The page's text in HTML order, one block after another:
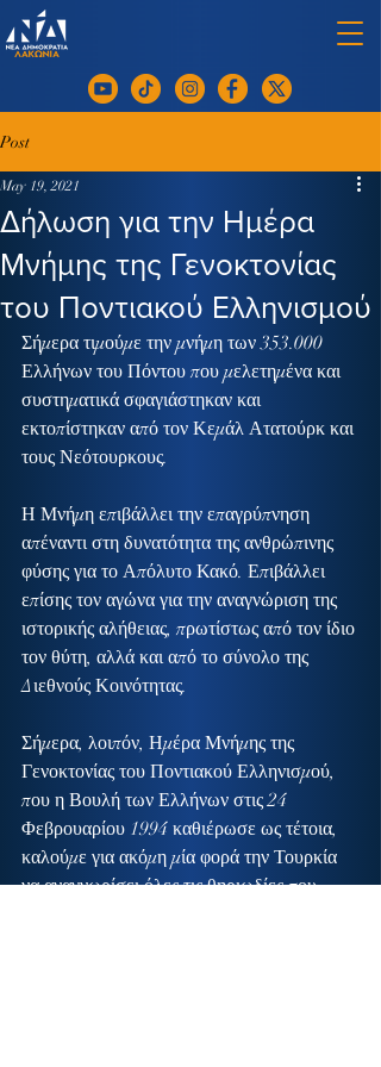
Post
Δήλωση για την Ημέρα
Μνήμης της Γενοκτονίας
του Ποντιακού Ελληνισμού
May 19, 2021
Σήμερα τιμούμε την μνήμη των 353.000
Ελλήνων του Πόντου που μελετημένα και
συστηματικά σφαγιάστηκαν και
εκτοπίστηκαν από τον Κεμάλ Ατατούρκ και
τους Νεότουρκους.
Η Μνήμη επιβάλλει την επαγρύπνηση
απέναντι στη δυνατότητα της ανθρώπινης
φύσης για το Απόλυτο Κακό. Επιβάλλει
επίσης τον αγώνα για την αναγνώριση της
ιστορικής αλήθειας, πρωτίστως από τον ίδιο
τον θύτη, αλλά και από το σύνολο της
Διεθνούς Κοινότητας.
Σήμερα, λοιπόν, Ημέρα Μνήμης της
Γενοκτονίας του Ποντιακού Ελληνισμού,
που η Βουλή των Ελλήνων στις 24
Φεβρουαρίου 1994 καθιέρωσε ως τέτοια,
καλούμε για ακόμη μία φορά την Τουρκία
να αναγνωρίσει όλες τις θηριωδίες που